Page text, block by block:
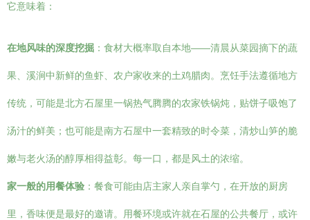
它意味着：
在地风味的深度挖掘 ：食材大概率取自本地——清晨从菜园摘下的蔬
果、溪涧中新鲜的鱼虾、农户家收来的土鸡腊肉。烹饪手法遵循地方
传统，可能是北方石屋里一锅热气腾腾的农家铁锅炖，贴饼子吸饱了
汤汁的鲜美；也可能是南方石屋中一套精致的时令菜，清炒山笋的脆
嫩与老火汤的醇厚相得益彰。每一口，都是风土的浓缩。
家一般的用餐体验 ：餐食可能由店主家人亲自掌勺，在开放的厨房
里，香味便是最好的邀请。用餐环境或许就在石屋的公共餐厅，或许